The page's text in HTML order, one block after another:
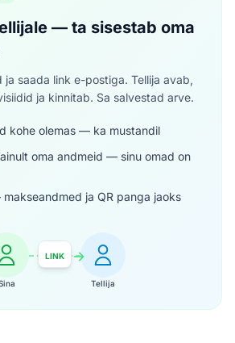
— ta sisestab oma
ja saada link e-postiga. Tellija avab,
ja kinnitab. Sa salvestad arve.
kohe olemas — ka mustandil
oma andmeid — sinu omad on
ja QR panga jaoks
LINK
Tellija